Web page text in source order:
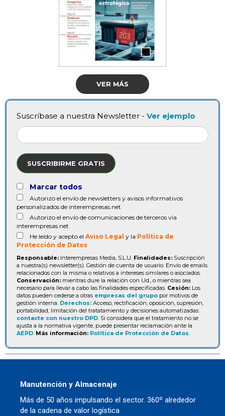
VER MÁS
Suscríbase a nuestra Newsletter - Ver ejemplo
SUSCRIBIRME GRATIS
Marcar todos
Autorizo el envío de newsletters y avisos informativos
personalizados de interempresas.net
Autorizo el envío de comunicaciones de terceros vía
interempresas.net
He leído y acepto el Aviso Legal y la Política de
Protección de Datos
Responsable: Interempresas Media, S.L.U. Finalidades: Suscripción
a nuestra(s) newsletter(s). Gestión de cuenta de usuario. Envío de emails
relacionados con la misma o relativos a intereses similares o asociados.
Conservación: mientras dure la relación con Ud., o mientras sea
necesario para llevar a cabo las finalidades especificadas. Cesión: Los
datos pueden cederse a otras empresas del grupo por motivos de
gestión interna. Derechos: Acceso, rectificación, oposición, supresión,
portabilidad, limitación del tratatamiento y decisiones automatizadas:
contacte con nuestro DPD. Si considera que el tratamiento no se
ajusta a la normativa vigente, puede presentar reclamación ante la
AEPD. Más información: Política de Protección de Datos.
Manutención y Almacenaje
Más de 50 años impulsando el sector. 360º alrededor
de la cadena de valor logística